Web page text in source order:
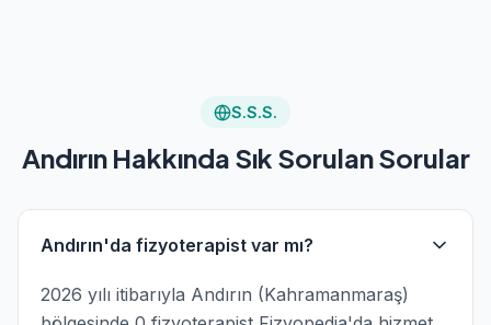
S.S.S.
Andırın Hakkında Sık Sorulan Sorular
Andırın'da fizyoterapist var mı?
2026 yılı itibarıyla Andırın (Kahramanmaraş)